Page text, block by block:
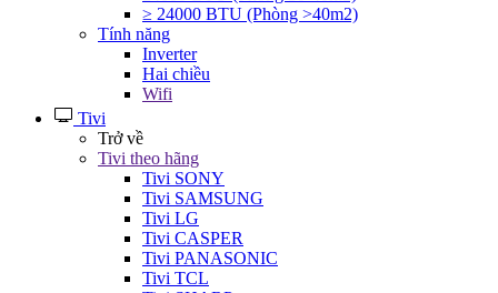
≥ 24000 BTU (Phòng >40m2)
Tính năng
Inverter
Hai chiều
Wifi
Tivi
Trở về
Tivi theo hãng
Tivi SONY
Tivi SAMSUNG
Tivi LG
Tivi CASPER
Tivi PANASONIC
Tivi TCL